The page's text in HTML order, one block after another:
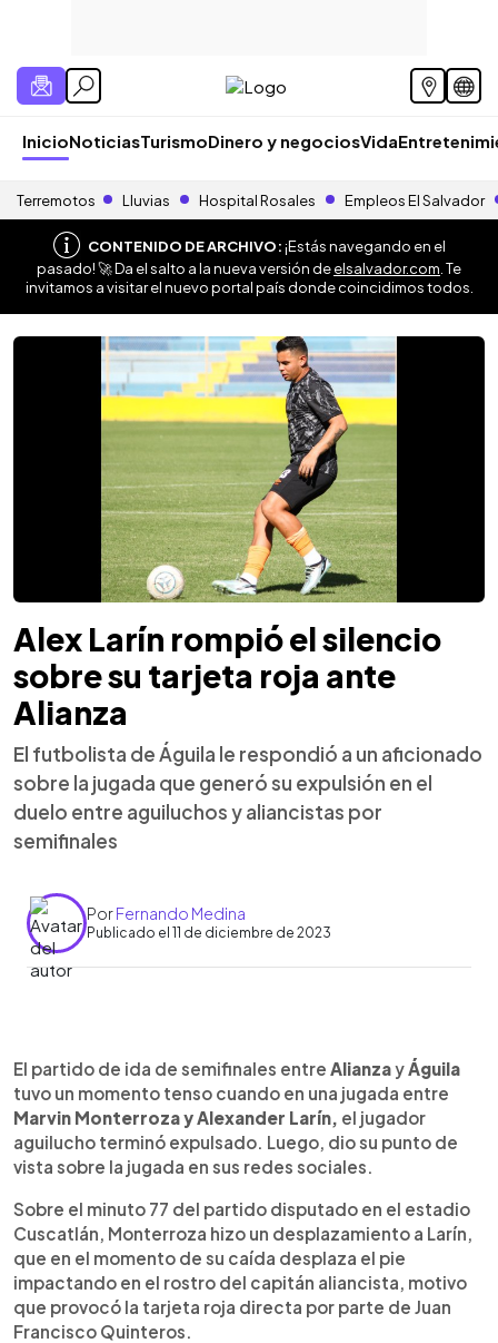
InicioNoticiasTurismoDinero y negociosVida
Terremotos Lluvias Hospital Rosales Empleos El Salvador
CONTENIDO DE ARCHIVO:¡Estás navegando en el
pasado! 🚀 Da el salto a la nueva versión deelsalvador.com . Te
invitamos a visitar el nuevo portal país donde coincidimos todos.
Alex Larín rompió el silencio
sobre su tarjeta roja ante
Alianza
El futbolista de Águila le respondió a un aficionado
sobre la jugada que generó su expulsión en el
duelo entre aguiluchos y aliancistas por
semifinales
PorFernando Medina
Publicado el 11 de diciembre de 2023
► Escuchar artículo
El partido de ida de semifinales entre Alianzay Águila
tuvo un momento tenso cuando en una jugada entre
Marvin Monterroza y Alexander Larín, el jugador
aguilucho terminó expulsado. Luego, dio su punto de
vista sobre la jugada en sus redes sociales.
Sobre el minuto 77 del partido disputado en el estadio
Cuscatlán, Monterroza hizo un desplazamiento a Larín,
que en el momento de su caída desplaza el pie
impactando en el rostro del capitán aliancista, motivo
que provocó la tarjeta roja directa por parte de Juan
Francisco Quinteros.